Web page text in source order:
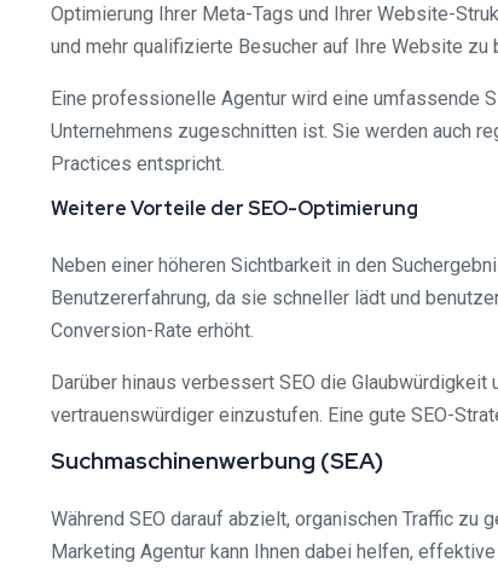
Optimierung Ihrer Meta-Tags und Ihrer Website-
und mehr qualifizierte Besucher auf Ihre Website zu
Eine professionelle Agentur wird eine umfassende
Unternehmens zugeschnitten ist. Sie werden auch
Practices entspricht.
Weitere Vorteile der SEO-Optimierung
Neben einer höheren Sichtbarkeit in den
Benutzererfahrung, da sie schneller lädt und
Conversion-Rate erhöht.
Darüber hinaus verbessert SEO die
vertrauenswürdiger einzustufen. Eine gute SEO-
Suchmaschinenwerbung (SEA)
Während SEO darauf abzielt, organischen Traffic zu
Marketing Agentur kann Ihnen dabei helfen,